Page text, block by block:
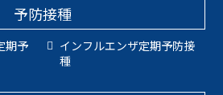
予防接種
期予
インフルエンザ定期予防接
種